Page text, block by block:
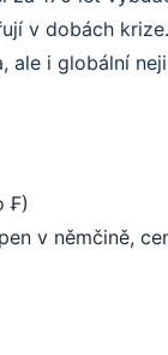
v dobách
ale i globální
₣)
v němčině,